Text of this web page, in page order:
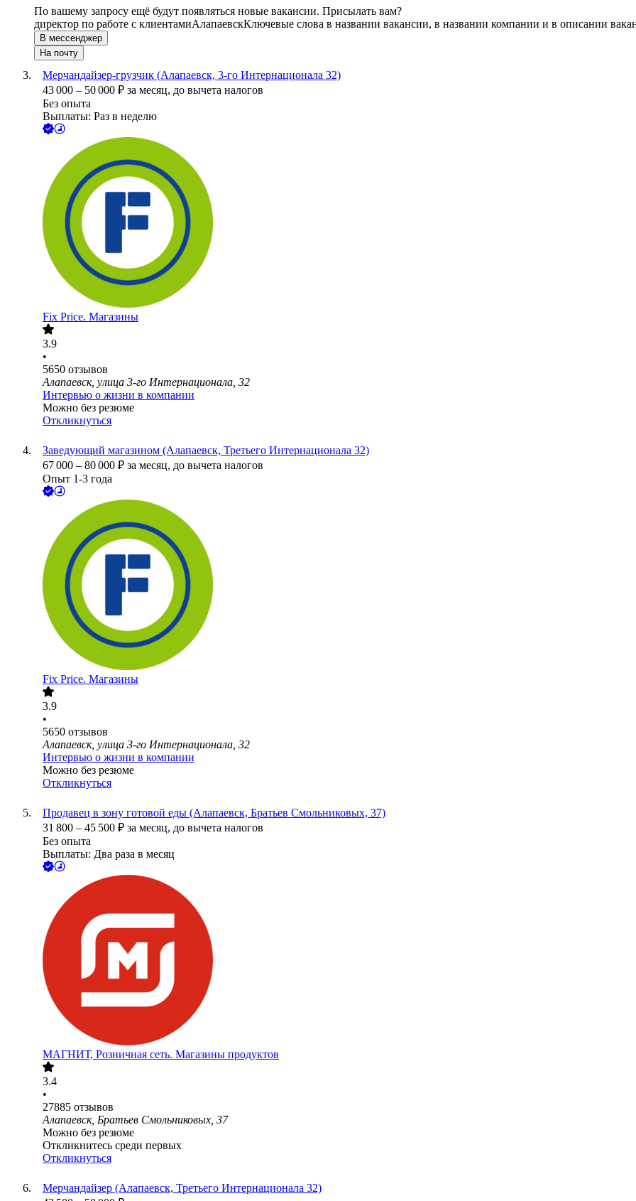
По вашему запросу ещё будут появляться новые вакансии. Присылать вам?
директор по работе с клиентамиАлапаевскКлючевые слова в названии вакансии, в названии компании и в описании
В мессенджер
На почту
Мерчандайзер-грузчик (Алапаевск, 3-го Интернационала 32)
43 000 – 50 000 ₽ за месяц, до вычета налогов
Без опыта
Выплаты: Раз в неделю
Fix Price. Магазины
3.9
•
5650 отзывов
Алапаевск, улица 3-го Интернационала, 32
Интервью о жизни в компании
Можно без резюме
Откликнуться
Заведующий магазином (Алапаевск, Третьего Интернационала 32)
67 000 – 80 000 ₽ за месяц, до вычета налогов
Опыт 1-3 года
Fix Price. Магазины
3.9
•
5650 отзывов
Алапаевск, улица 3-го Интернационала, 32
Интервью о жизни в компании
Можно без резюме
Откликнуться
Продавец в зону готовой еды (Алапаевск, Братьев Смольниковых, 37)
31 800 – 45 500 ₽ за месяц, до вычета налогов
Без опыта
Выплаты: Два раза в месяц
МАГНИТ, Розничная сеть. Магазины продуктов
3.4
•
27885 отзывов
Алапаевск, Братьев Смольниковых, 37
Можно без резюме
Откликнитесь среди первых
Откликнуться
Мерчандайзер (Алапаевск, Третьего Интернационала 32)